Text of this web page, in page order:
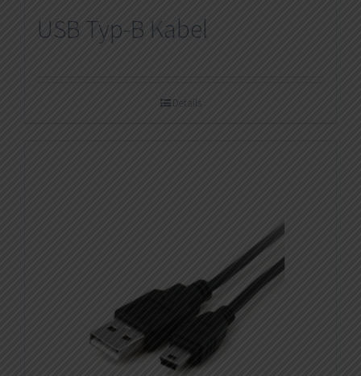
USB Typ-B Kabel
Details